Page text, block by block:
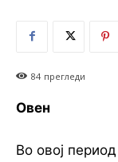
84 прегледи
Овен
Во овој